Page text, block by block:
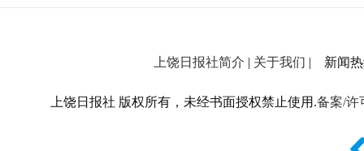
上饶日报社简介 | 关于我们 | 新闻热
上饶日报社 版权所有，未经书面授权禁止使用.备案/许